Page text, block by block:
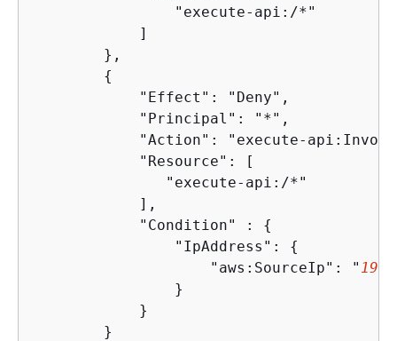
                "execute-api:/*"
            ]
        },
{
            "Effect": "Deny",
            "Principal": "*",
"Action": "execute-
            "Resource": [
               "execute-api:/*"
            ],
            "Condition" :
{
                "IpAddress":
{
                    "aws:SourceIp": "
                }
            }
        }